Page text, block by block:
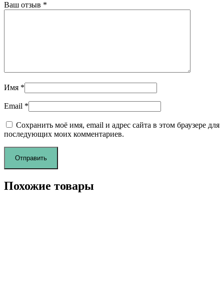
Ваш отзыв *
Имя *
Email *
Сохранить моё имя, email и адрес сайта в этом браузере для
последующих моих комментариев.
Похожие товары